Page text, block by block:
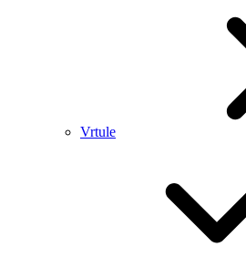
Vrtule